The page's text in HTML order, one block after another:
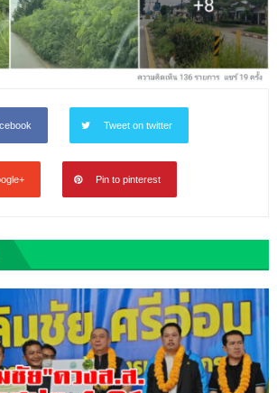
Tweet on twitter
Pin to pinterest